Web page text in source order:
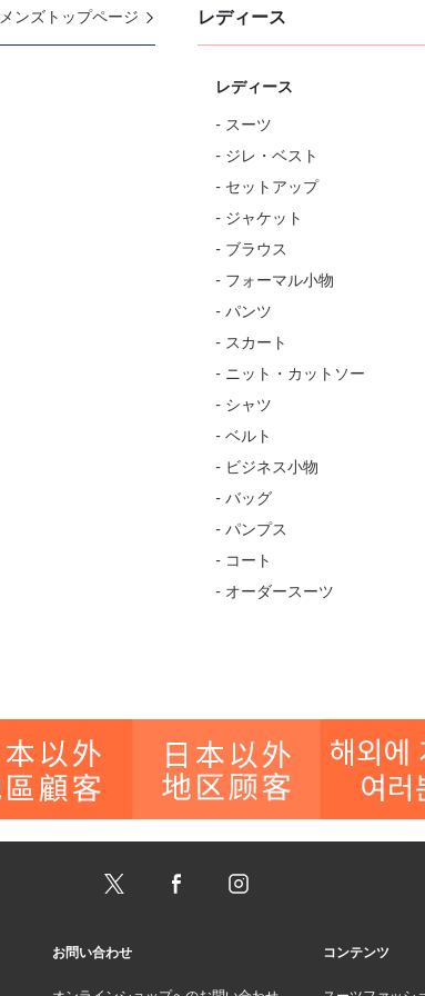
メンズトップページ レディース
レディース
- スーツ
- ジレ・ベスト
- セットアップ
- ジャケット
- ブラウス
- フォーマル小物
- パンツ
- スカート
- ニット・カットソー
- シャツ
- ベルト
- ビジネス小物
- バッグ
- パンプス
- コート
- オーダースーツ
お問い合わせ コンテンツ